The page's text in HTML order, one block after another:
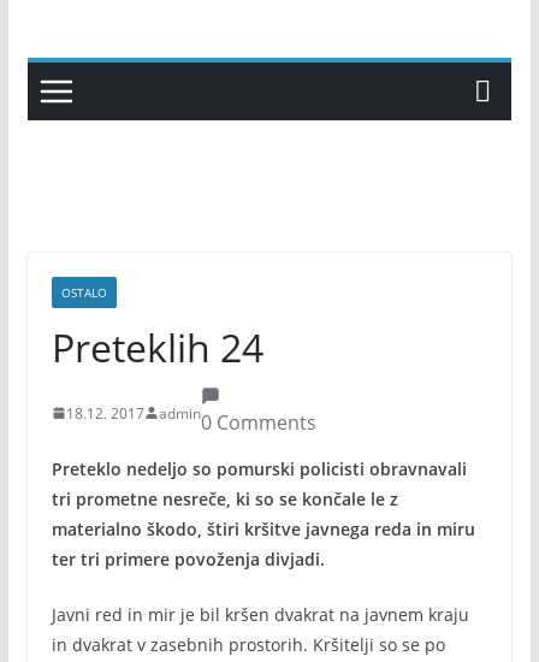
content
OSTALO
Preteklih 24
18.12. 2017 admin0 Comments
Preteklo nedeljo so pomurski policisti obravnavali
tri prometne nesreče, ki so se končale le z
materialno škodo, štiri kršitve javnega reda in miru
ter tri primere povoženja divjadi.
Javni red in mir je bil kršen dvakrat na javnem kraju
in dvakrat v zasebnih prostorih. Kršitelji so se po